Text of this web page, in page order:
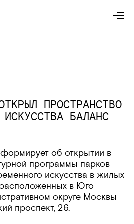
ПРОСТРАНСТВО
ИСКУССТВА БАЛАНС
об открытии в
программы парков
искусства в жилых
расположенных в Юго-
округе Москвы
проспект, 26.